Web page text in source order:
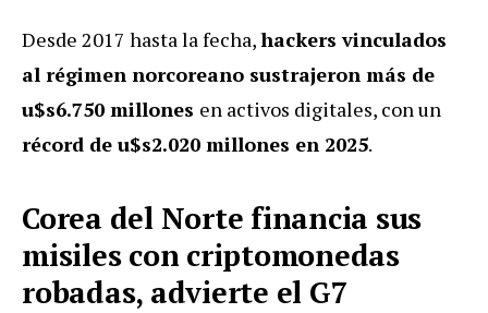
Desde 2017 hasta la fecha,hackers vinculados
al régimen norcoreano sustrajeron más de
u$s6.750 millones en activos digitales, con un
récord de u$s2.020 millones en 2025.
Corea del Norte financia sus
misiles con criptomonedas
robadas, advierte el G7